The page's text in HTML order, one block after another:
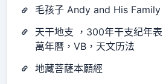
毛孩子 Andy and His Family
天干地支 ，300年干支纪年表
萬年曆，VB，天文历法
地藏菩薩本願經